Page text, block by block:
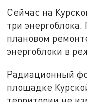
Сейчас на
три энергоблока.
плановом
энергоблоки в
Радиационный
площадке